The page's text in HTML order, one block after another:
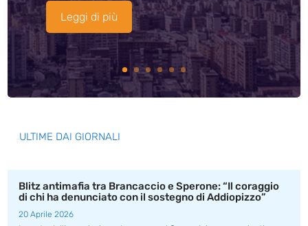
Leggi di più
ULTIME DAI GIORNALI
Blitz antimafia tra Brancaccio e Sperone: “Il coraggio
di chi ha denunciato con il sostegno di Addiopizzo”
20 Aprile 2026